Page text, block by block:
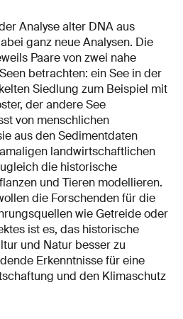
Analyse alter DNA aus
ganz neue Analysen. Die
Paare von zwei nahe
betrachten: ein See in der
Siedlung zum Beispiel mit
der andere See
von menschlichen
aus den Sedimentdaten
landwirtschaftlichen
die historische
und Tieren modellieren.
die Forschenden für die
wie Getreide oder
ist es, das historische
und Natur besser zu
Erkenntnisse für eine
und den Klimaschutz